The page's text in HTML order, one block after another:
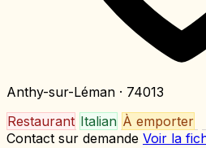
Anthy-sur-Léman · 74013
Restaurant Italian À emporter
Contact sur demande Voir la